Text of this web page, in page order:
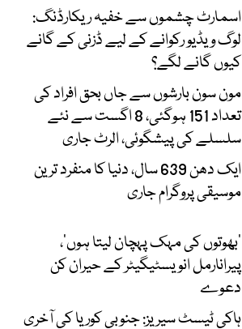
اسمارٹ چشموں سے خفیہ ریکارڈنگ:
لوگ ویڈیو رکوانے کے لیے ڈزنی کے گانے
کیوں گانے لگے؟
مون سون بارشوں سے جاں بحق افراد کی
تعداد 151 ہوگئی، 8 اگست سے نئے
سلسلے کی پیشگوئی، الرٹ جاری
ایک دھن 639 سال، دنیا کا منفرد ترین
موسیقی پروگرام جاری
‘بھوتوں کی مہک پہچان لیتا ہوں’،
پیرانارمل انویسٹیگیٹر کے حیران کن
دعوے
ہاکی ٹیسٹ سیریز: جنوبی کوریا کی آخری